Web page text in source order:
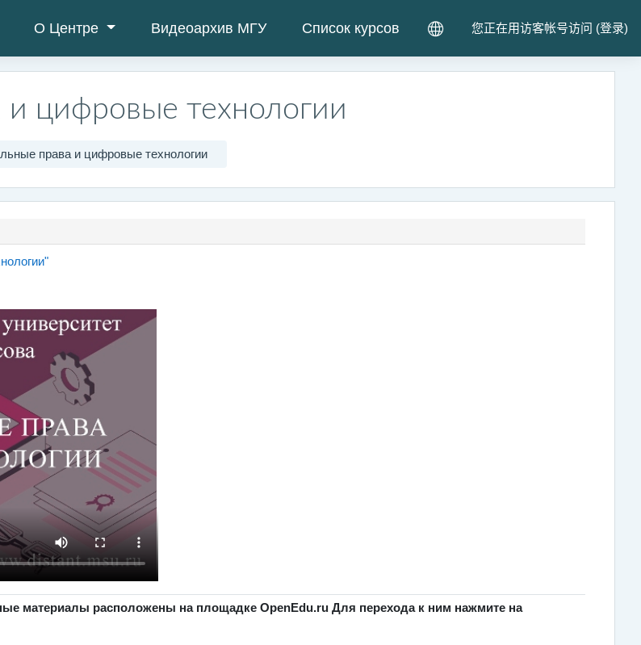
О Центре Видеоархив МГУ Список курсов 您正在用访客帐号访问 (登录)
и цифровые технологии
права и цифровые технологии
网页
материалы расположены на площадке OpenEdu.ru Для перехода к ним нажмите на